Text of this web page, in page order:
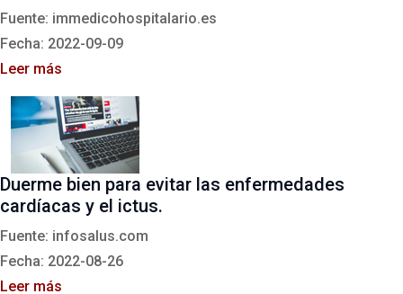
Fuente: immedicohospitalario.es
Fecha: 2022-09-09
Leer más
Duerme bien para evitar las enfermedades
cardíacas y el ictus.
Fuente: infosalus.com
Fecha: 2022-08-26
Leer más